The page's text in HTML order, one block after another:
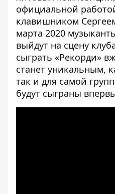
официальной
клавишником
марта 2020
выйдут на сцену
сыграть «Рекорди»
станет уникальным,
так и для самой
будут сыграны